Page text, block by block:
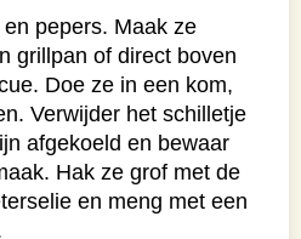
en pepers. Maak ze
grillpan of direct boven
Doe ze in een kom,
Verwijder het schilletje
afgekoeld en bewaar
Hak ze grof met de
en meng met een